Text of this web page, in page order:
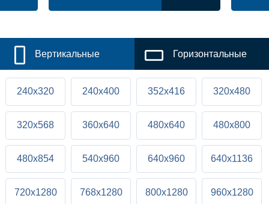
Вертикальные Горизонтальные
240x320 240x400 352x416 320x480
320x568 360x640 480x640 480x800
480x854 540x960 640x960 640x1136
720x1280 768x1280 800x1280 960x1280